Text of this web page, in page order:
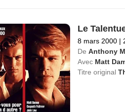
Le
8 mars 2000 |
De Anthony
Avec Matt
Titre original